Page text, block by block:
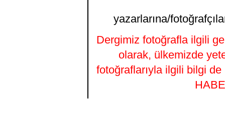
yazarlarına/
Dergimiz fotoğrafla ilgili
olarak, ülkemizde
fotoğraflarıyla ilgili bilgi